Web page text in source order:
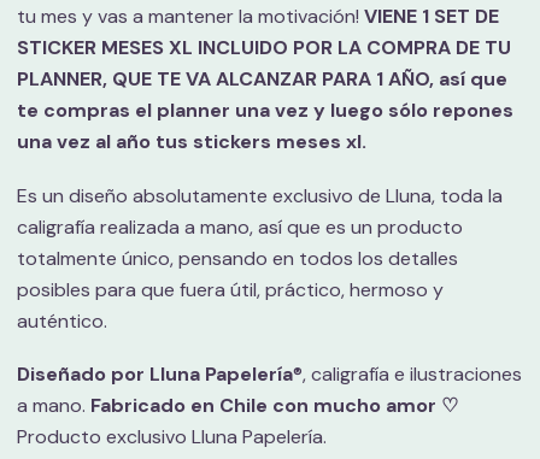
tu mes y vas a mantener la motivación! VIENE 1 SET DE
STICKER MESES XL INCLUIDO POR LA COMPRA DE TU
PLANNER, QUE TE VA ALCANZAR PARA 1 AÑO, así que
te compras el planner una vez y luego sólo repones
una vez al año tus stickers meses xl.
Es un diseño absolutamente exclusivo de Lluna, toda la
caligrafía realizada a mano, así que es un producto
totalmente único, pensando en todos los detalles
posibles para que fuera útil, práctico, hermoso y
auténtico.
Diseñado por Lluna Papelería®, caligrafía e ilustraciones
a mano. Fabricado en Chile con mucho amor ♡
Producto exclusivo Lluna Papelería.